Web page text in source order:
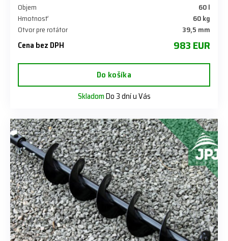
Objem
60 l
Hmotnosť
60 kg
Otvor pre rotátor
39,5 mm
Cena bez DPH 983 EUR
Do košíka
SkladomDo 3 dní u Vás